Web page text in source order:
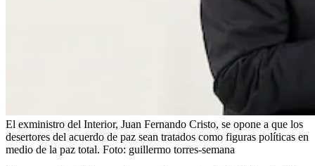
El exministro del Interior, Juan Fernando Cristo, se opone a que los
desertores del acuerdo de paz sean tratados como figuras políticas en
medio de la paz total. Foto: guillermo torres-semana